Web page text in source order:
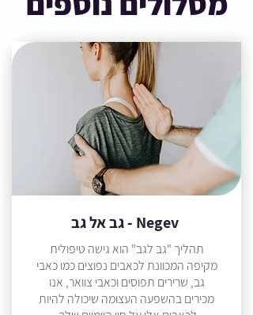
גב אל גב - Negev
תהליך "גב לגב" הוא גישה טיפולית
מקיפה המכוונת לכאבים נפוצים כמו כאבי
גב, שרירים תפוסים וכאבי צוואר, אנו
מכירים בהשפעה העצומה שיכולה להיות